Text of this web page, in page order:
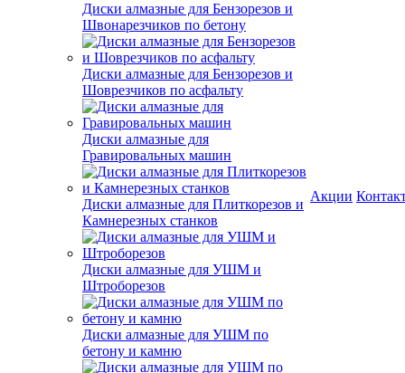
Диски алмазные для Бензорезов и
Швонарезчиков по бетону
Диски алмазные для Бензорезов и
Шоврезчиков по асфальту
Диски алмазные для
Гравировальных машин
Диски алмазные для Плиткорезов и
Камнерезных станков
Диски алмазные для УШМ и
Штроборезов
Диски алмазные для УШМ по
бетону и камню
Акции